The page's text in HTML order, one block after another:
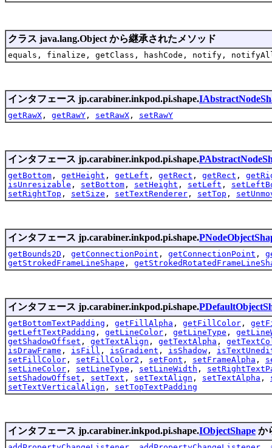
クラス java.lang.Object から継承されたメソッド
equals, finalize, getClass, hashCode, notify,
インタフェース jp.carabiner.inkpod.pi.shape.
getRawX , getRawY , setRawX , setRawY
インタフェース jp.carabiner.inkpod.pi.shape.
getBottom , getHeight , getLeft , getRect , getRect ,
isUnresizable , setBottom , setHeight , setLeft ,
setRightTop , setSize , setTextRenderer , setTop ,
インタフェース jp.carabiner.inkpod.pi.shape.
getBounds2D , getConnectionPoint , getConnectionPoint ,
getStrokedFrameLineShape ,
インタフェース jp.carabiner.inkpod.pi.shape.
getBottomTextPadding , getFillAlpha , getFillColor ,
getLeftTextPadding , getLineColor , getLineType ,
getShadowOffset , getTextAlign , getTextAlpha ,
isDrawFrame , isFill , isGradient , isShadow ,
setFillColor , setFillColor2 , setFont , setFrameAlpha ,
setLineColor , setLineType , setLineWidth ,
setShadowOffset , setText , setTextAlign , setTextAlpha ,
setTextVerticalAlign , setTopTextPadding
インタフェース jp.carabiner.inkpod.pi.shape.IObjectShape か